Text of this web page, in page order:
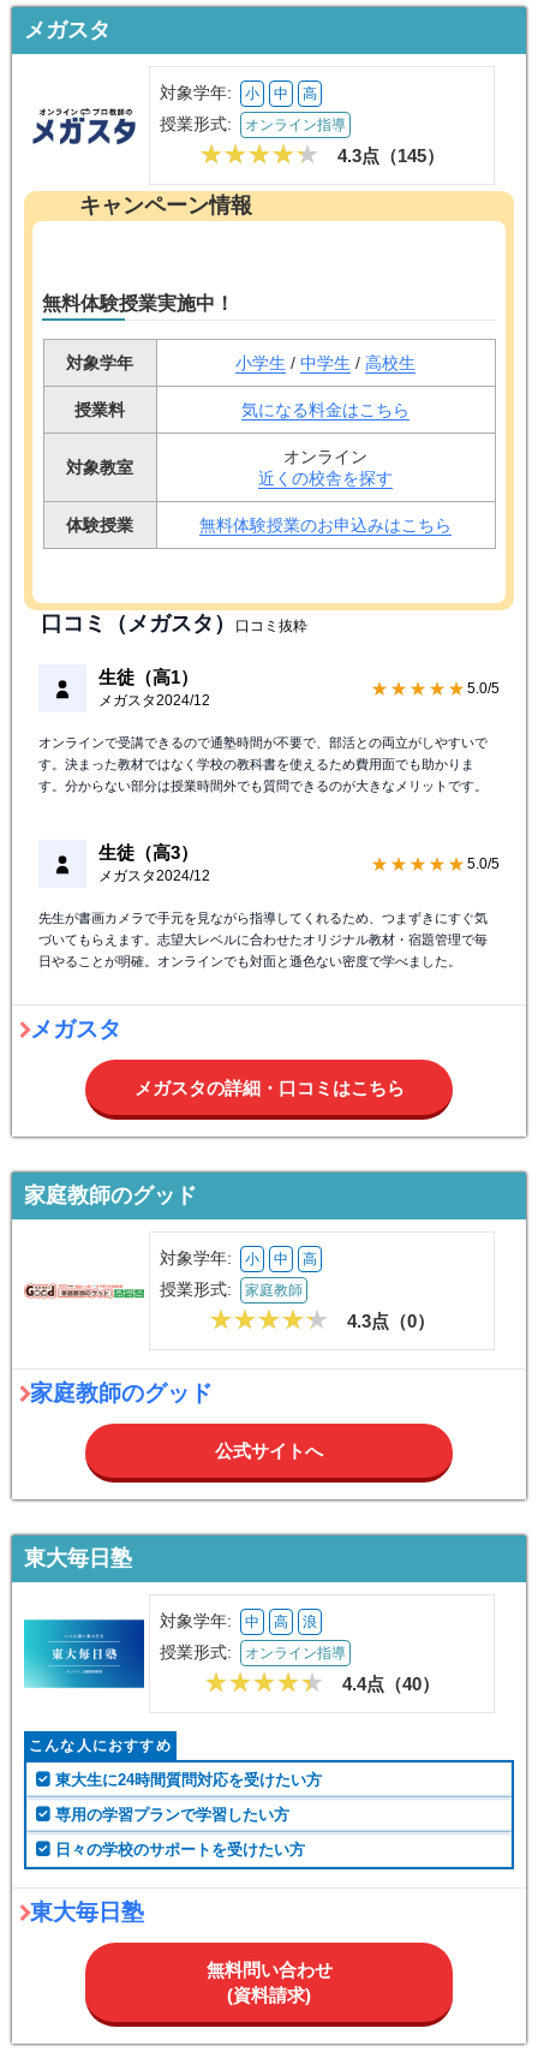
メガスタ
対象学年: 小 中 高
授業形式: オンライン指導
4.3点（145）
キャンペーン情報
無料体験授業実施中！
対象学年 小学生 / 中学生 / 高校生
授業料 気になる料金はこちら
対象教室
オンライン
近くの校舎を探す
体験授業 無料体験授業のお申込みはこちら
口コミ（メガスタ） 口コミ抜粋
生徒（高1）
メガスタ2024/12
★★★★★ 5.0/5
オンラインで受講できるので通塾時間が不要で、部活との両立がしやすいで
す。決まった教材ではなく学校の教科書を使えるため費用面でも助かりま
す。分からない部分は授業時間外でも質問できるのが大きなメリットです。
生徒（高3）
メガスタ2024/12
★★★★★ 5.0/5
先生が書画カメラで手元を見ながら指導してくれるため、つまずきにすぐ気
づいてもらえます。志望大レベルに合わせたオリジナル教材・宿題管理で毎
日やることが明確。オンラインでも対面と遜色ない密度で学べました。
メガスタ
メガスタの詳細・口コミはこちら
家庭教師のグッド
対象学年: 小 中 高
授業形式: 家庭教師
4.3点（0）
家庭教師のグッド
公式サイトへ
東大毎日塾
対象学年: 中 高 浪
授業形式: オンライン指導
4.4点（40）
こんな人におすすめ
東大生に24時間質問対応を受けたい方
専用の学習プランで学習したい方
日々の学校のサポートを受けたい方
東大毎日塾
無料問い合わせ
(資料請求)